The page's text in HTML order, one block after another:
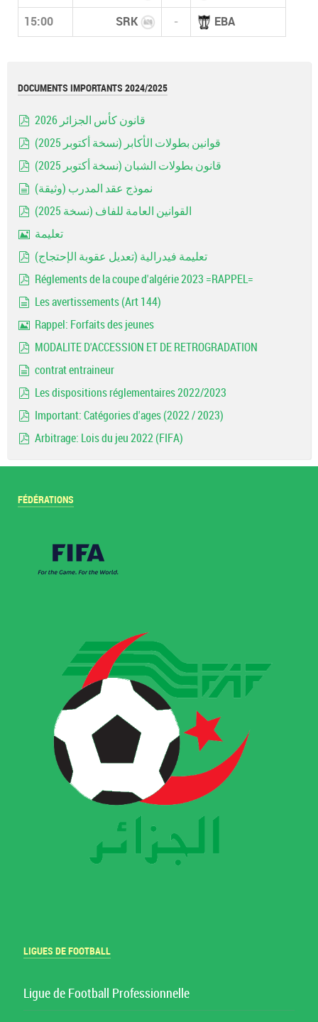
15:00 SRK - EBA
DOCUMENTS IMPORTANTS 2024/2025
قانون كأس الجزائر 2026
قوانين بطولات الأكابر (نسخة أكتوبر 2025)
قانون بطولات الشبان (نسخة أكتوبر 2025)
نموذج عقد المدرب (وثيقة)
القوانين العامة للفاف (نسخة 2025)
تعليمة
تعليمة فيدرالية (تعديل عقوبة الإحتجاج)
Réglements de la coupe d'algérie 2023 =RAPPEL=
Les avertissements (Art 144)
Rappel: Forfaits des jeunes
MODALITE D'ACCESSION ET DE RETROGRADATION
contrat entraineur
Les dispositions réglementaires 2022/2023
Important: Catégories d'ages (2022 / 2023)
Arbitrage: Lois du jeu 2022 (FIFA)
FÉDÉRATIONS
LIGUES DE FOOTBALL
Ligue de Football Professionnelle